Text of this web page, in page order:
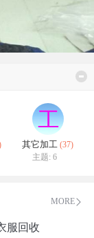
其它加工 (37)
主题: 6
MORE
服回收